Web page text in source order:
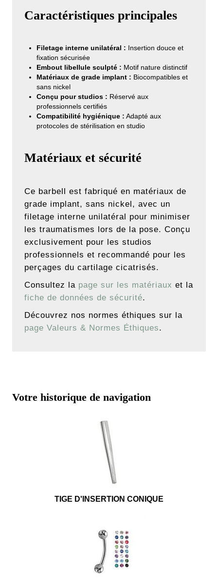
Caractéristiques principales
Filetage interne unilatéral : Insertion douce et
fixation sécurisée
Embout libellule sculpté : Motif nature distinctif
Matériaux de grade implant : Biocompatibles et
sans nickel
Conçu pour studios : Réservé aux
professionnels certifiés
Compatibilité hygiénique : Adapté aux
protocoles de stérilisation en studio
Matériaux et sécurité
Ce barbell est fabriqué en matériaux de
grade implant, sans nickel, avec un
filetage interne unilatéral pour minimiser
les traumatismes lors de la pose. Conçu
exclusivement pour les studios
professionnels et recommandé pour les
perçages du cartilage cicatrisés.
Consultez la page sur les matériaux et la
fiche de données de sécurité.
Découvrez nos normes éthiques sur la
page Valeurs & Normes Éthiques.
Votre historique de navigation
TIGE D'INSERTION CONIQUE